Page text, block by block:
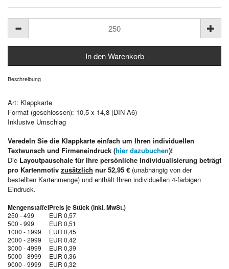
Beschreibung
Art: Klappkarte
Format (geschlossen): 10,5 x 14,8 (DIN A6)
Inklusive Umschlag
Veredeln Sie die Klappkarte einfach um Ihren individuellen
Textwunsch und Firmeneindruck (hier dazubuchen)!
Die Layoutpauschale für Ihre persönliche Individualisierung beträgt
pro Kartenmotiv zusätzlich nur 52,95 € (unabhängig von der
bestellten Kartenmenge) und enthält Ihren individuellen 4-farbigen
Eindruck.
MengenstaffelPreis je Stück (inkl. MwSt.)
250 - 499
EUR 0,57
500 - 999
EUR 0,51
1000 - 1999
EUR 0,45
2000 - 2999
EUR 0,42
3000 - 4999
EUR 0,39
5000 - 8999
EUR 0,36
9000 - 9999
EUR 0,32